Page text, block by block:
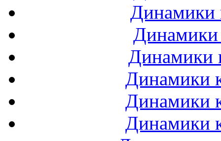
Динамики
Динамики
Динамики
Динамики
Динамики
Динамики